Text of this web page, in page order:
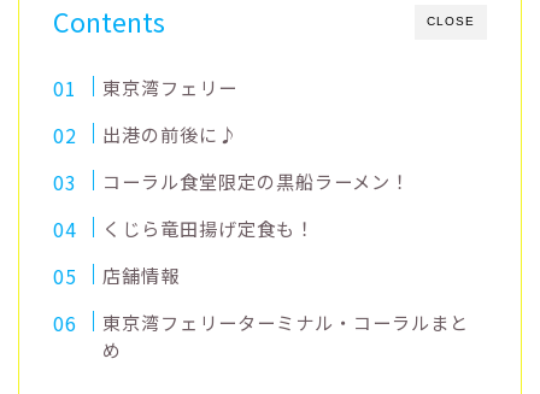
CLOSE
Contents
東京湾フェリー
出港の前後に♪
コーラル食堂限定の黒船ラーメン！
くじら竜田揚げ定食も！
店舗情報
東京湾フェリーターミナル・コーラルまと
め